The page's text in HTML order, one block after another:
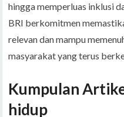
hingga memperluas inklusi
BRI berkomitmen
relevan dan mampu
masyarakat yang terus
Kumpulan
hidup